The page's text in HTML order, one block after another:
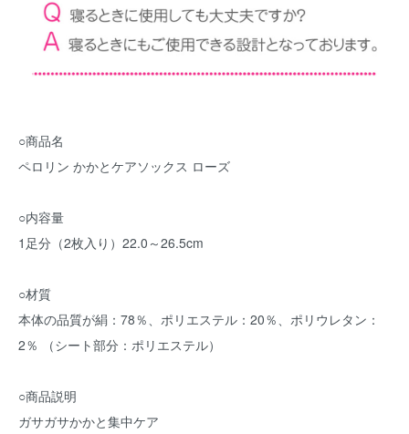
○商品名
ペロリン かかとケアソックス ローズ
○内容量
1足分（2枚入り）22.0～26.5cm
○材質
本体の品質が絹：78％、ポリエステル：20％、ポリウレタン：
2％ （シート部分：ポリエステル）
○商品説明
ガサガサかかと集中ケア